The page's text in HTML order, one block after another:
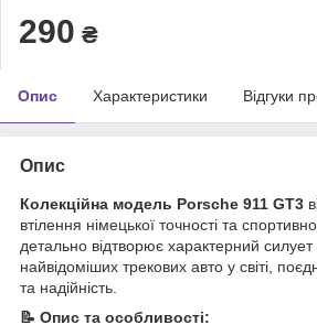
290 ₴
Опис Характеристики Відгуки
Опис
Колекційна модель Porsche 911 GT3
втілення німецької точності та
детально відтворює характерний силует
найвідоміших трекових авто у світі,
та надійність.
📝 Опис та особливості: